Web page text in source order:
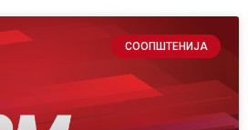
СООПШТЕНИЈА